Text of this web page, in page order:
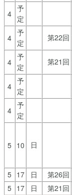
4
予
定
4
予
定
第22回
4
予
定
第21回
4
予
定
4
予
定
5 10 日
5 17 日 第26回
5 17 日 第21回